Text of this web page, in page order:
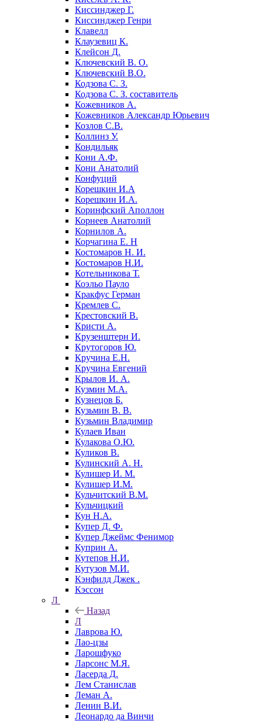
Киссинджер Г.
Киссинджер Генри
Клавелл
Клаузевиц К.
Клейсон Д.
Ключевский В. О.
Ключевский В.О.
Кодзова С. З.
Кодзова С. З. составитель
Кожевников А.
Кожевников Александр Юрьевич
Козлов С.В.
Коллинз У.
Кондильяк
Кони А.Ф.
Кони Анатолий
Конфуций
Корешкин И.А
Корешкин И.А.
Коринфский Аполлон
Корнеев Анатолий
Корнилов А.
Корчагина Е. Н
Костомаров Н. И.
Костомаров Н.И.
Котельникова Т.
Коэльо Пауло
Кракфус Герман
Кремлев С.
Крестовский В.
Кристи А.
Крузенштерн И.
Крутогоров Ю.
Кручина Е.Н.
Кручина Евгений
Крылов И. А.
Кузмин М.А.
Кузнецов Б.
Кузьмин В. В.
Кузьмин Владимир
Кулаев Иван
Кулакова О.Ю.
Куликов В.
Кулинский А. Н.
Кулишер И. М.
Кулишер И.М.
Кульчитский В.М.
Кульчицкий
Кун Н.А.
Купер Д. Ф.
Купер Джеймс Фенимор
Куприн А.
Кутепов Н.И.
Кутузов М.И.
Кэнфилд Джек .
Кэссон
Л
Назад
Л
Лаврова Ю.
Лао-цзы
Ларошфуко
Ларсонс М.Я.
Ласерда Д.
Лем Станислав
Леман А.
Ленин В.И.
Леонардо да Винчи